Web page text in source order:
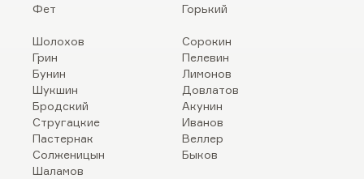
Фет
Горький
Шолохов
Грин
Бунин
Шукшин
Бродский
Стругацкие
Пастернак
Солженицын
Шаламов
Сорокин
Пелевин
Лимонов
Довлатов
Акунин
Иванов
Веллер
Быков